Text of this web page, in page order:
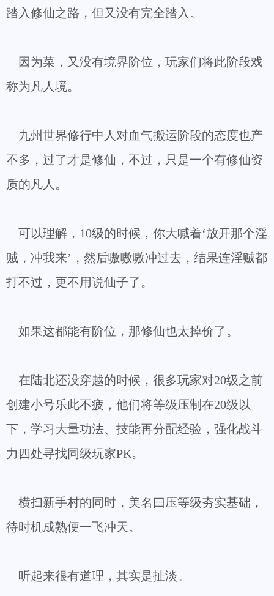
踏入修仙之路，但又没有完全踏入。
因为菜，又没有境界阶位，玩家们将此阶段戏
称为凡人境。
九州世界修行中人对血气搬运阶段的态度也产
不多，过了才是修仙，不过，只是一个有修仙资
质的凡人。
可以理解，10级的时候，你大喊着‘放开那个淫
贼，冲我来’，然后嗷嗷嗷冲过去，结果连淫贼都
打不过，更不用说仙子了。
如果这都能有阶位，那修仙也太掉价了。
在陆北还没穿越的时候，很多玩家对20级之前
创建小号乐此不疲，他们将等级压制在20级以
下，学习大量功法、技能再分配经验，强化战斗
力四处寻找同级玩家PK。
横扫新手村的同时，美名曰压等级夯实基础，
待时机成熟便一飞冲天。
听起来很有道理，其实是扯淡。